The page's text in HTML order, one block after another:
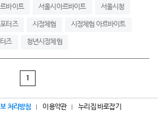
바이트 서울시아르바이트 서울시청
터즈 시정체험 시정체험 아르바이트
즈 청년시정체험
1
처리방침 이용약관 누리집 바로잡기